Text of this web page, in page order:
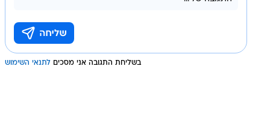
בשליחת התגובה אני מסכים לתנאי השימוש